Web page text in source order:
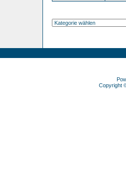
Copyright